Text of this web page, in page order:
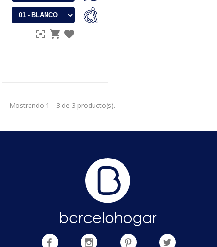
Mostrando 1 - 3 de 3 producto(s).